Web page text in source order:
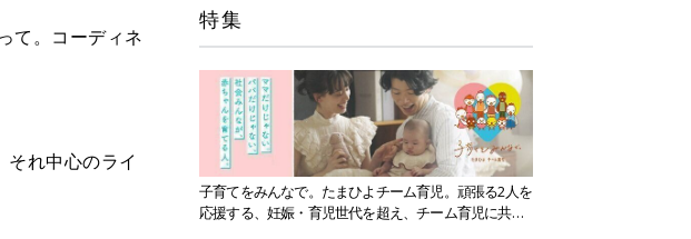
て。コーディネ
れ中心のライ
特集
子育てをみんなで。たまひよチーム育児。頑張る2人を
応援する、妊娠・育児世代を超え、チーム育児に共感